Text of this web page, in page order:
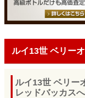
ルイ13世 ベリー
ルイ13世 ベリー
レッドバッカスへ